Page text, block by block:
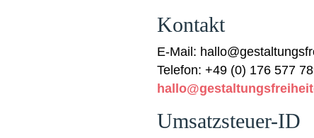
Kontakt
E-Mail:
Telefon: +49 (0) 176 577
Umsatzsteuer-ID